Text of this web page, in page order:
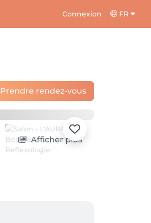
Connexion FR
Prendre rendez-vous
Afficher plus